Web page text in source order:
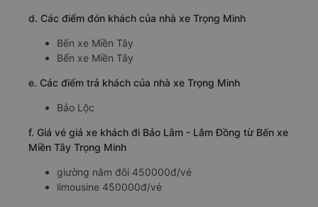
d. Các điểm đón khách của nhà xe Trọng Minh
Bến xe Miền Tây
Bến xe Miền Tây
e. Các điểm trả khách của nhà xe Trọng Minh
Bảo Lộc
f. Giá vé giá xe khách đi Bảo Lâm - Lâm Đồng từ Bến xe
Miền Tây Trọng Minh
giường nằm đôi 450000đ/vé
limousine 450000đ/vé